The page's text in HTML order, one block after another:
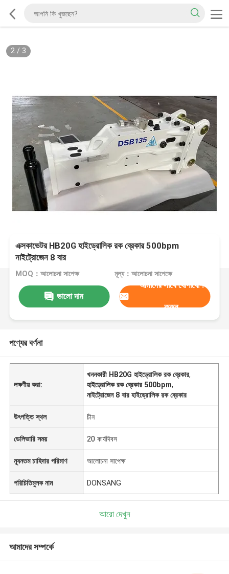
2/ 3
এক্সকাভেটর HB20G হাইড্রোলিক রক ব্রেকার 500bpm
নাইট্রোজেন 8 বার
MOQ：আলোচনা সাপেক্ষ মূল্য：আলোচনা সাপেক্ষে
ভালো দাম
আমাদের সাথে যোগাযোগ
করুন
পণ্যের বর্ণনা
লক্ষণীয় করা:
খননকারী HB20G হাইড্রোলিক রক ব্রেকার,
হাইড্রোলিক রক ব্রেকার 500bpm,
নাইট্রোজেন 8 বার হাইড্রোলিক রক ব্রেকার
উৎপত্তি স্থল চীন
ডেলিভারি সময় 20 কার্যদিবস
ন্যূনতম চাহিদার পরিমাণ আলোচনা সাপেক্ষ
পরিচিতিমুলক নাম DONSANG
আরো দেখুন
আমাদের সম্পর্কে